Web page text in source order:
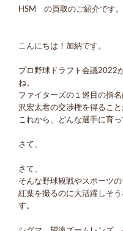
HSM の買取のご紹介です。
こんにちは！加納です。
プロ野球ドラフト会議2022
ね。
ファイターズの１巡目の指
沢宏太君の交渉権を得ること
これから、どんな選手に育
さて、
さて、
そんな野球観戦やスポーツ
紅葉を撮るのに大活躍しそ
す。